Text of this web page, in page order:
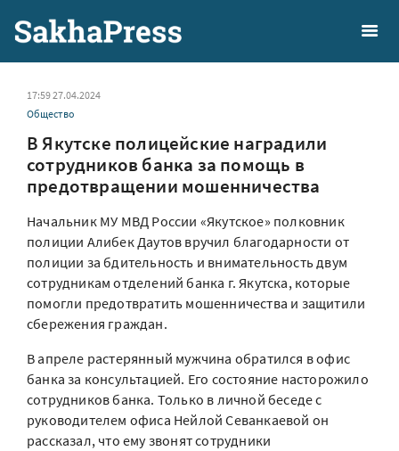
17:59 27.04.2024
Общество
В Якутске полицейские наградили
сотрудников банка за помощь в
предотвращении мошенничества
Начальник МУ МВД России «Якутское» полковник
полиции Алибек Даутов вручил благодарности от
полиции за бдительность и внимательность двум
сотрудникам отделений банка г. Якутска, которые
помогли предотвратить мошенничества и защитили
сбережения граждан.
В апреле растерянный мужчина обратился в офис
банка за консультацией. Его состояние насторожило
сотрудников банка. Только в личной беседе с
руководителем офиса Нейлой Севанкаевой он
рассказал, что ему звонят сотрудники